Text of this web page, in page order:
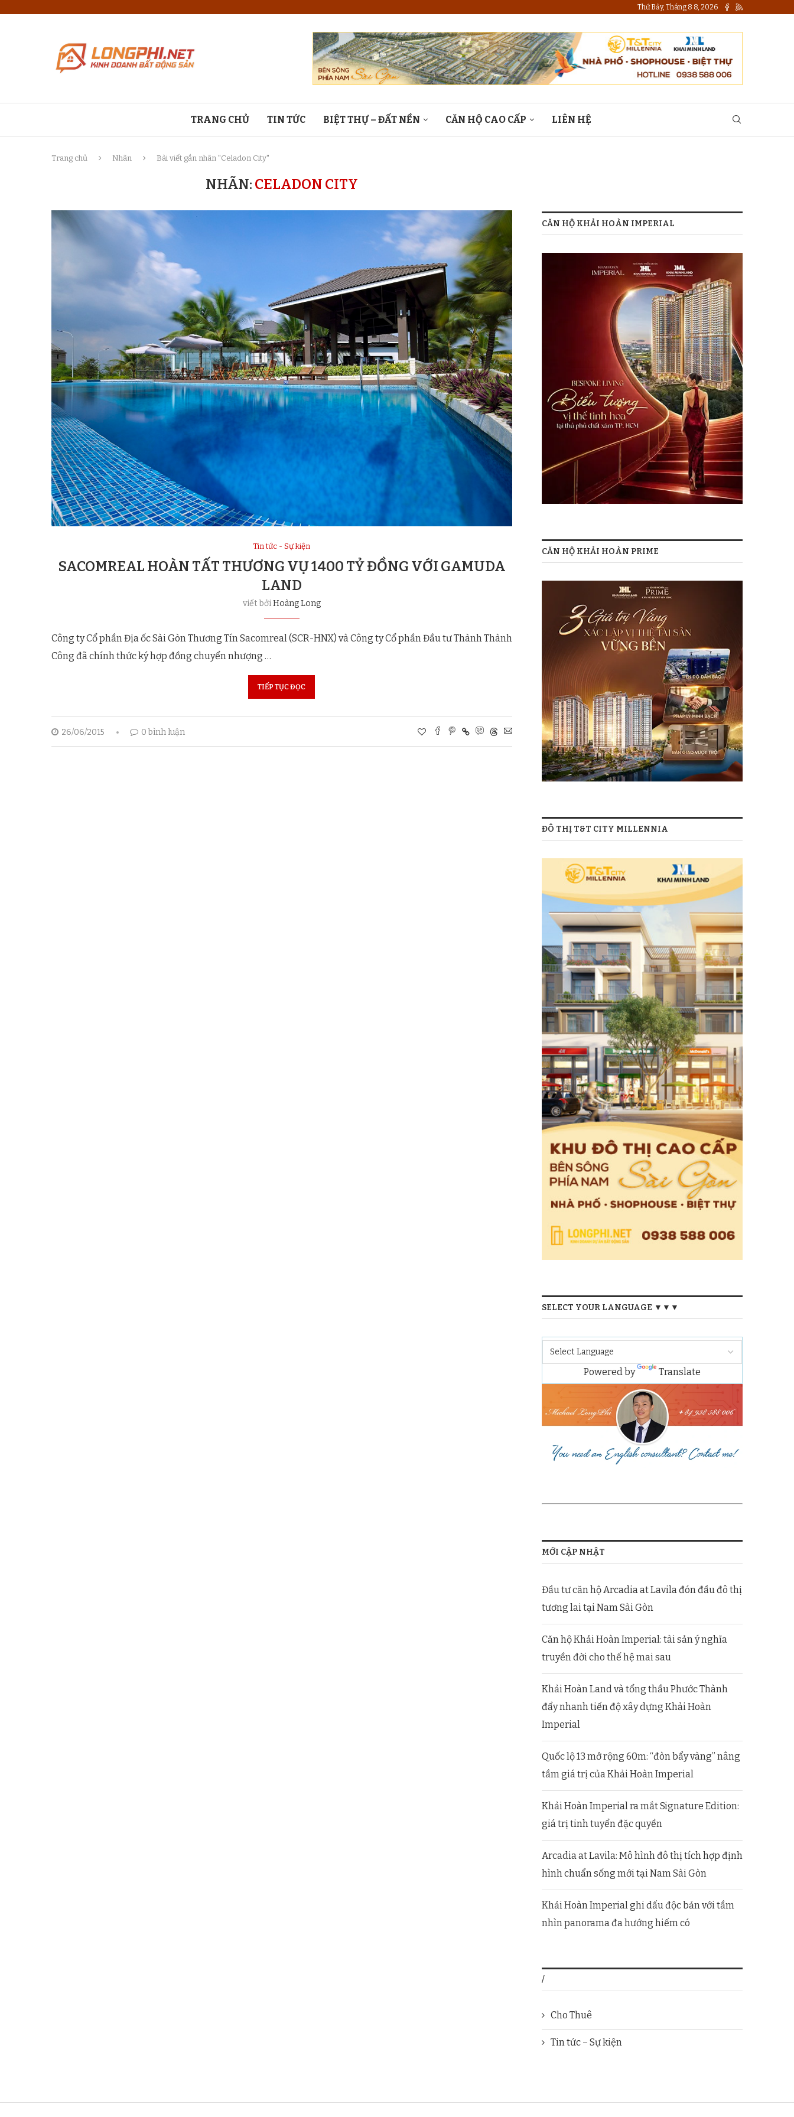
Thứ Bảy, Tháng 8 8, 2026
TRANG CHỦ TIN TỨC BIỆT THỰ – ĐẤT NỀN CĂN HỘ CAO CẤP LIÊN HỆ
Trang chủ Nhãn Bài viết gắn nhãn "Celadon City"
NHÃN: CELADON CITY
Tin tức - Sự kiện
SACOMREAL HOÀN TẤT THƯƠNG VỤ 1400 TỶ ĐỒNG VỚI GAMUDA
LAND
viết bởiHoàng Long
Công ty Cổ phần Địa ốc Sài Gòn Thương Tín Sacomreal (SCR-HNX) và Công ty Cổ phần Đầu tư Thành Thành
Công đã chính thức ký hợp đồng chuyển nhượng …
TIẾP TỤC ĐỌC
26/06/2015 0 bình luận
CĂN HỘ KHẢI HOÀN IMPERIAL
CĂN HỘ KHẢI HOÀN PRIME
ĐÔ THỊ T&T CITY MILLENNIA
SELECT YOUR LANGUAGE ▼▼▼
Powered by Translate
MỚI CẬP NHẬT
Đầu tư căn hộ Arcadia at Lavila đón đầu đô thị
tương lai tại Nam Sài Gòn
Căn hộ Khải Hoàn Imperial: tài sản ý nghĩa
truyền đời cho thế hệ mai sau
Khải Hoàn Land và tổng thầu Phước Thành
đẩy nhanh tiến độ xây dựng Khải Hoàn
Imperial
Quốc lộ 13 mở rộng 60m: “đòn bẩy vàng” nâng
tầm giá trị của Khải Hoàn Imperial
Khải Hoàn Imperial ra mắt Signature Edition:
giá trị tinh tuyển đặc quyền
Arcadia at Lavila: Mô hình đô thị tích hợp định
hình chuẩn sống mới tại Nam Sài Gòn
Khải Hoàn Imperial ghi dấu độc bản với tầm
nhìn panorama đa hướng hiếm có
/
Cho Thuê
Tin tức – Sự kiện